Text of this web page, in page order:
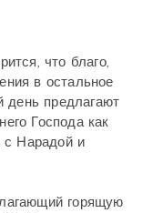
что благо,
в остальное
предлагают
Господа как
с Нарадой и
горящую